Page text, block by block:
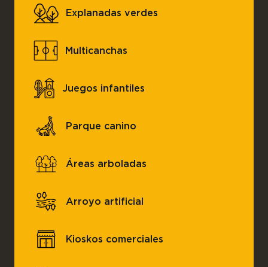
Explanadas verdes
Multicanchas
Juegos infantiles
Parque canino
Áreas arboladas
Arroyo artificial
Kioskos comerciales